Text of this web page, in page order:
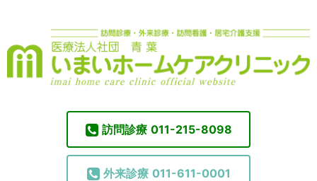
訪問診療 011-215-8098
外来診療 011-611-0001